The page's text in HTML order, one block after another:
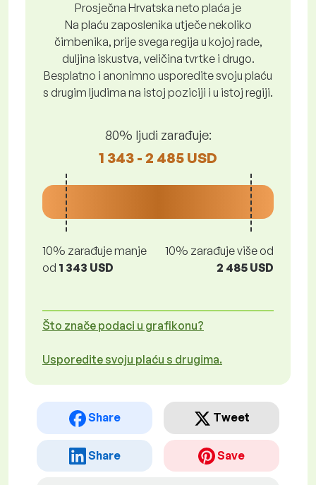
Prosječna Hrvatska neto plaća je
Na plaću zaposlenika utječe nekoliko
čimbenika, prije svega regija u kojoj rade,
duljina iskustva, veličina tvrtke i drugo.
Besplatno i anonimno usporedite svoju plaću
s drugim ljudima na istoj poziciji i u istoj regiji.
80% ljudi zarađuje:
1 343 - 2 485 USD
10% zarađuje manje
od 1 343 USD
10% zarađuje više od
2 485 USD
Što znače podaci u grafikonu?
Usporedite svoju plaću s drugima.
Share Tweet
Share Save